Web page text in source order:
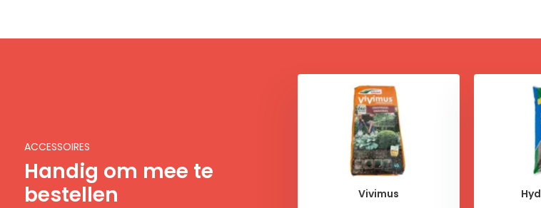
ACCESSOIRES
Handig om mee te
bestellen
tuinschepje Vivimus